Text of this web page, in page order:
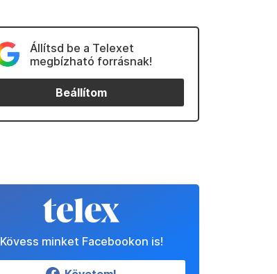
Állítsd be a Telexet
megbízható forrásnak!
Beállítom
Kövess minket Facebookon is!